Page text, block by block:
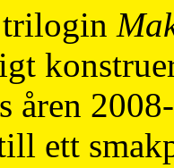
trilogin
åren
ett